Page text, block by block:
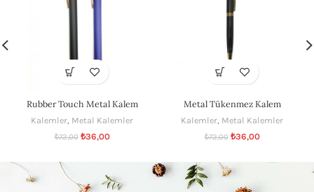
Rubber Touch Metal Kalem
Kalemler, Metal Kalemler
₺72,00 ₺36,00
Metal Tükenmez Kalem
Kalemler, Metal Kalemler
₺72,00 ₺36,00